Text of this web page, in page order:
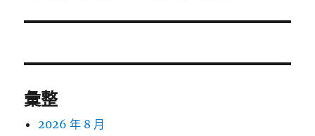
文
彙整
2026 年 8 月